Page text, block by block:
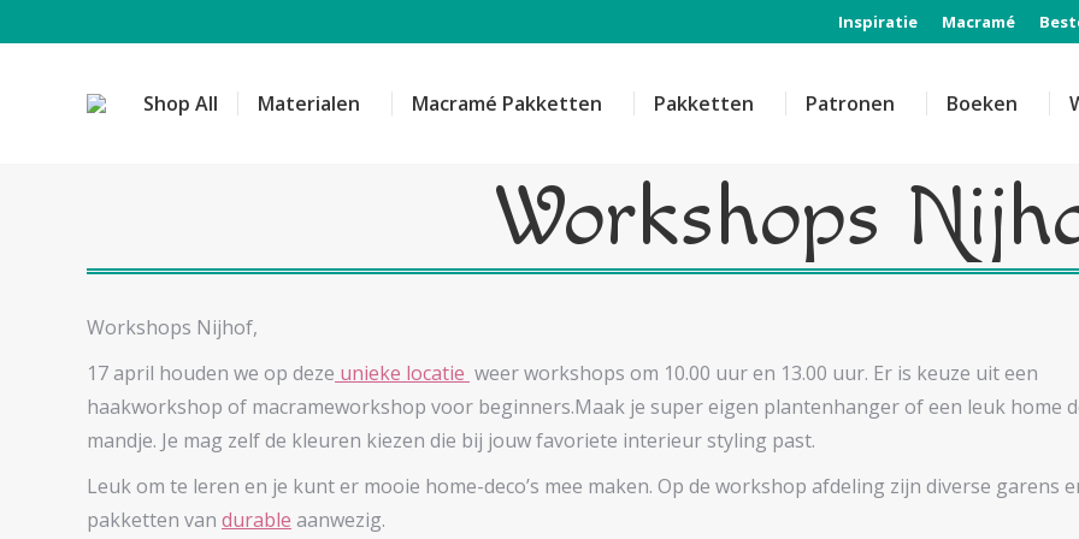
Inspiratie Macramé
Shop All Materialen Macramé Pakketten Pakketten Patronen Boeken
Workshops
Workshops Nijhof,
17 april houden we op deze unieke locatie weer workshops om 10.00 uur en 13.00 uur. Er is keuze uit een
haakworkshop of macrameworkshop voor beginners.Maak je super eigen plantenhanger of een leuk home
mandje. Je mag zelf de kleuren kiezen die bij jouw favoriete interieur styling past.
Leuk om te leren en je kunt er mooie home-deco’s mee maken. Op de workshop afdeling zijn diverse garens
pakketten van durable aanwezig.